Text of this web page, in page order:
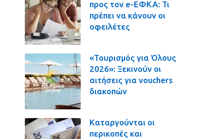
προς τον e-ΕΦΚΑ: Τι
πρέπει να κάνουν οι
οφειλέτες
«Τουρισμός για Όλους
2026»: Ξεκινούν οι
αιτήσεις για vouchers
διακοπών
Καταργούνται οι
περικοπές και